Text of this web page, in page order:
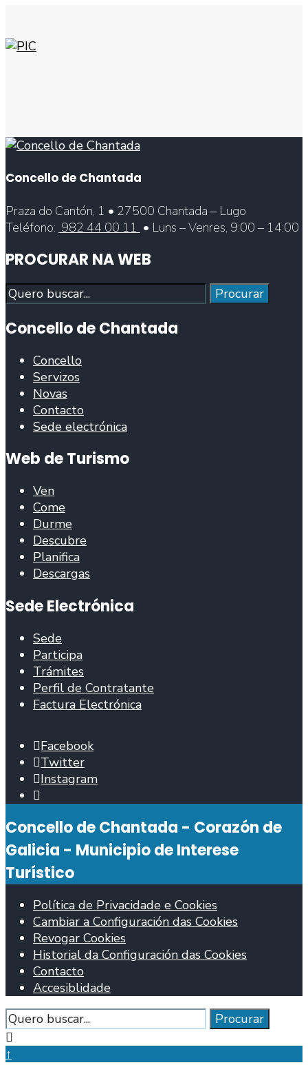
Concello de Chantada
Praza do Cantón, 1 • 27500 Chantada – Lugo
Teléfono: 982 44 00 11 • Luns – Venres, 9:00 – 14:00
PROCURAR NA WEB
Procurar Procurar
Concello de Chantada
Concello
Servizos
Novas
Contacto
Sede electrónica
Web de Turismo
Ven
Come
Durme
Descubre
Planifica
Descargas
Sede Electrónica
Sede
Participa
Trámites
Perfil de Contratante
Factura Electrónica
Facebook
Twitter
Instagram
de
busca
Concello de Chantada - Corazón de
Galicia - Municipio de Interese
Turístico
Política de Privacidade e Cookies
Cambiar a Configuración das Cookies
Revogar Cookies
Historial da Configuración das Cookies
Contacto
Accesiblidade
Procurar
Procurar
↑